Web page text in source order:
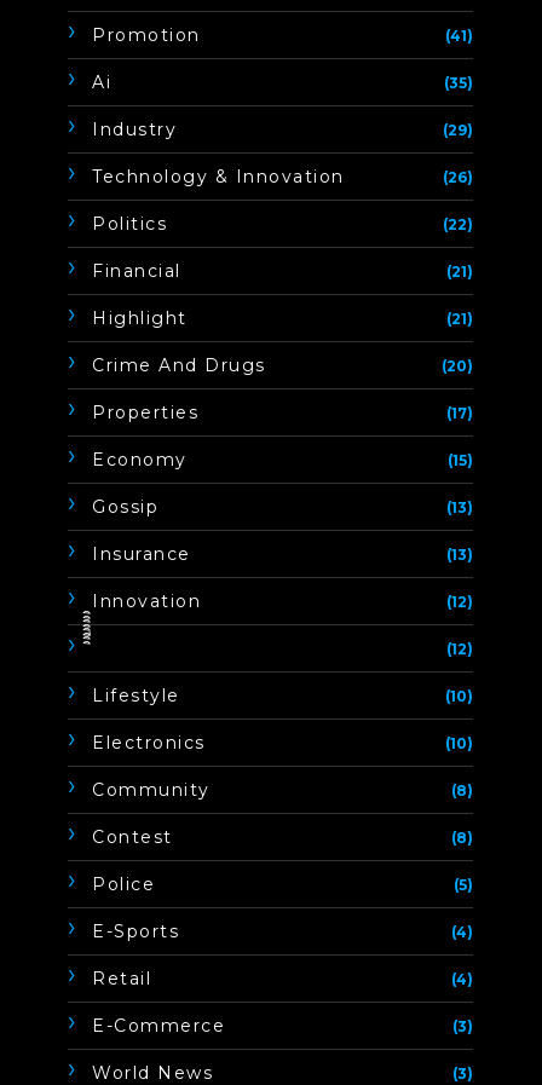
Promotion (41)
Ai (35)
Industry (29)
Technology & Innovation (26)
Politics (22)
Financial (21)
Highlight (21)
Crime And Drugs (20)
Properties (17)
Economy (15)
Gossip (13)
Insurance (13)
Innovation (12)
(12)
Lifestyle (10)
Electronics (10)
Community (8)
Contest (8)
Police (5)
E-Sports (4)
Retail (4)
E-Commerce (3)
World News (3)